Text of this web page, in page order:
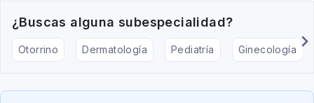
¿Buscas alguna subespecialidad?
Otorrino Dermatología Pediatría Ginecología